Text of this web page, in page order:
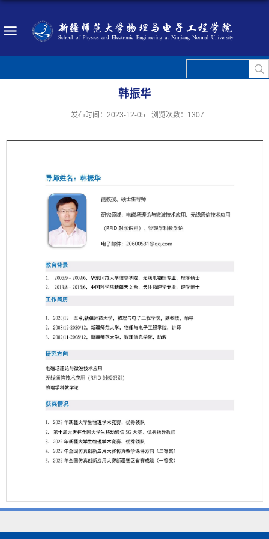
韩振华
发布时间：2023-12-05 浏览次数： 1307
第 1 页